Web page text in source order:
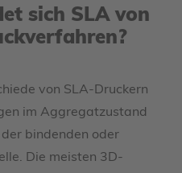
sich SLA von
von SLA-Druckern
im Aggregatzustand
bindenden oder
Die meisten 3D-